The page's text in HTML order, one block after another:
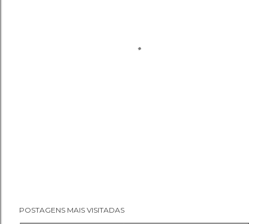
POSTAGENS MAIS VISITADAS